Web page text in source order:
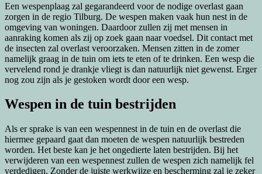
Een wespenplaag zal gegarandeerd voor de nodige overlast gaan
zorgen in de regio Tilburg. De wespen maken vaak hun nest in de
omgeving van woningen. Daardoor zullen zij met mensen in
aanraking komen als zij op zoek gaan naar voedsel. Dit contact met
de insecten zal overlast veroorzaken. Mensen zitten in de zomer
namelijk graag in de tuin om iets te eten of te drinken. Een wesp die
vervelend rond je drankje vliegt is dan natuurlijk niet gewenst. Erger
nog zou zijn als je gestoken wordt door een wesp.
Wespen in de tuin bestrijden
Als er sprake is van een wespennest in de tuin en de overlast die
hiermee gepaard gaat dan moeten de wespen natuurlijk bestreden
worden. Het beste kan je het ongedierte laten bestrijden. Bij het
verwijderen van een wespennest zullen de wespen zich namelijk fel
verdedigen. Zonder de juiste werkwijze en bescherming zal je zeker